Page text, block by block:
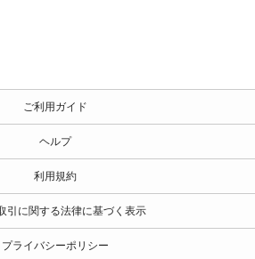
ご利用ガイド
ヘルプ
利用規約
引に関する法律に基づく表示
プライバシーポリシー